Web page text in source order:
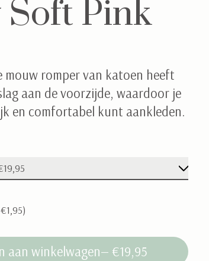
Soft Pink
mouw romper van katoen heeft
aan de voorzijde, waardoor je
en comfortabel kunt aankleden.
aan winkelwagen
— €19,95